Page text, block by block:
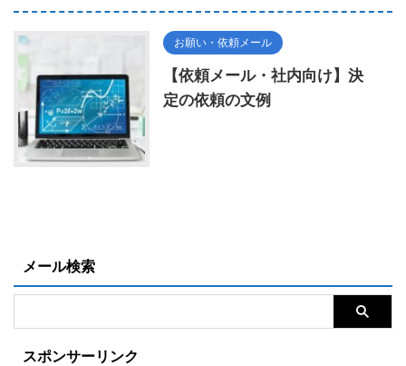
お願い・依頼メール
【依頼メール・社内向け】決
定の依頼の文例
メール検索
スポンサーリンク